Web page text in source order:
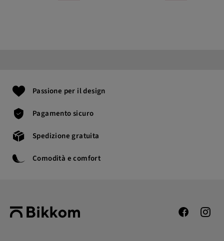
Passione per il design
Pagamento sicuro
Spedizione gratuita
Comodità e comfort